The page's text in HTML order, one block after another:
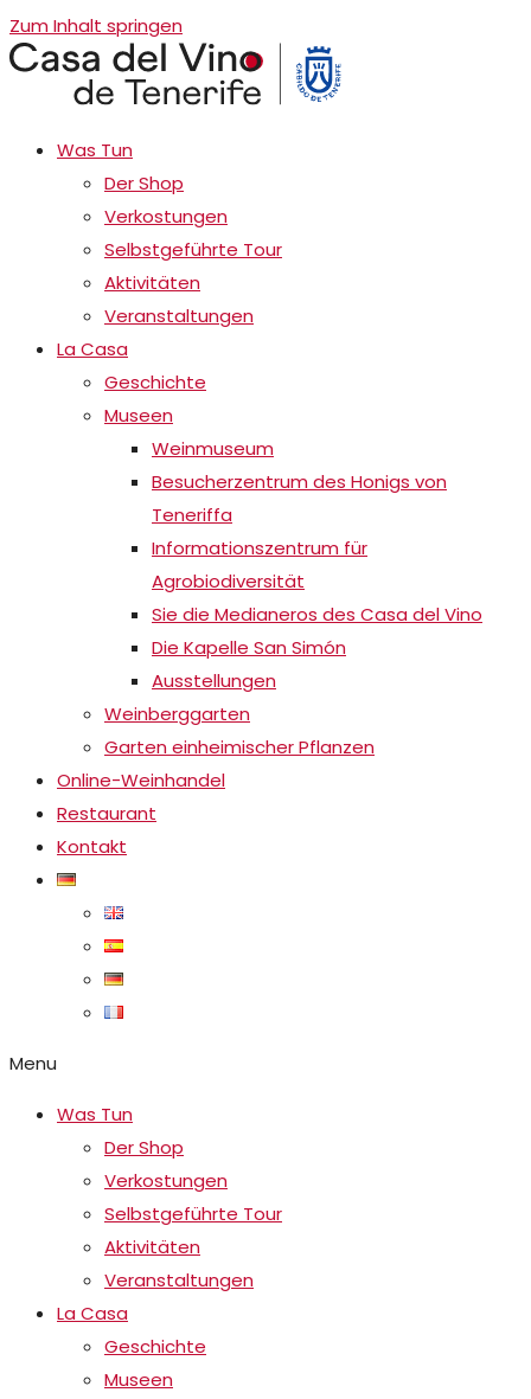
Zum Inhalt springen
Was Tun
Der Shop
Verkostungen
Selbstgeführte Tour
Aktivitäten
Veranstaltungen
La Casa
Geschichte
Museen
Weinmuseum
Besucherzentrum des Honigs von
Teneriffa
Informationszentrum für
Agrobiodiversität
Sie die Medianeros des Casa del Vino
Die Kapelle San Simón
Ausstellungen
Weinberggarten
Garten einheimischer Pflanzen
Online-Weinhandel
Restaurant
Kontakt
Menu
Was Tun
Der Shop
Verkostungen
Selbstgeführte Tour
Aktivitäten
Veranstaltungen
La Casa
Geschichte
Museen